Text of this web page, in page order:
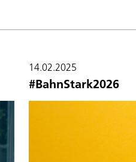
14.02.2025
#BahnStark2026